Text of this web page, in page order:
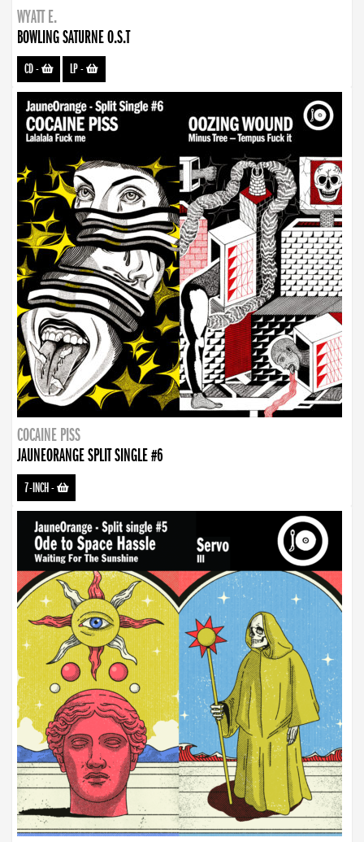
WYATT E.
BOWLING SATURNE O.S.T
CD- LP-
COCAINE PISS
JAUNEORANGE SPLIT SINGLE #6
7-INCH-